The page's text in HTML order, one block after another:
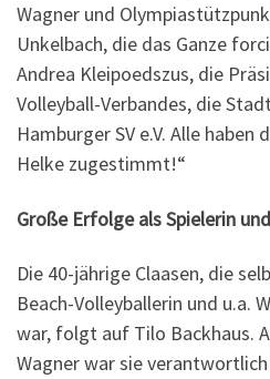
Wagner und
Unkelbach, die das Ganze
Andrea Kleipoedszus, die
Volleyball-Verbandes, die
Hamburger SV e.V. Alle
Helke zugestimmt!“
Große Erfolge als Spielerin
Die 40-jährige Claasen, die
Beach-Volleyballerin und u.a.
war, folgt auf Tilo Backhaus.
Wagner war sie